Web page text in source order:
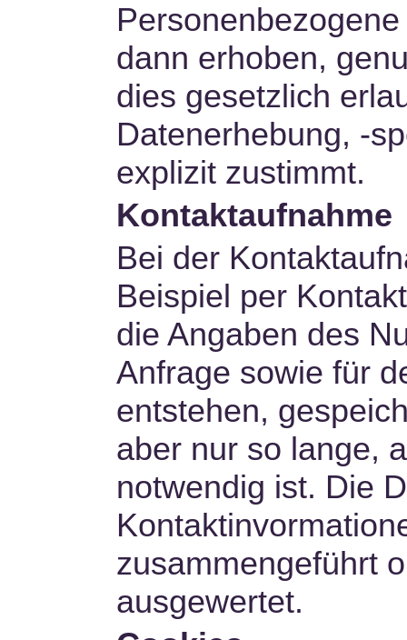
dann erhoben,
dies gesetzlich
Datenerhebung, -
explizit zustimmt.
Kontaktaufnahme
Bei der
Beispiel per
die Angaben des
Anfrage sowie für
entstehen,
aber nur so lange,
notwendig ist. Die
zusammengeführt
ausgewertet.